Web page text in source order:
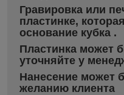
Гравировка или
пластинке,
основание кубка .
Пластинка может
уточняйте у
Нанесение может
желанию клиента